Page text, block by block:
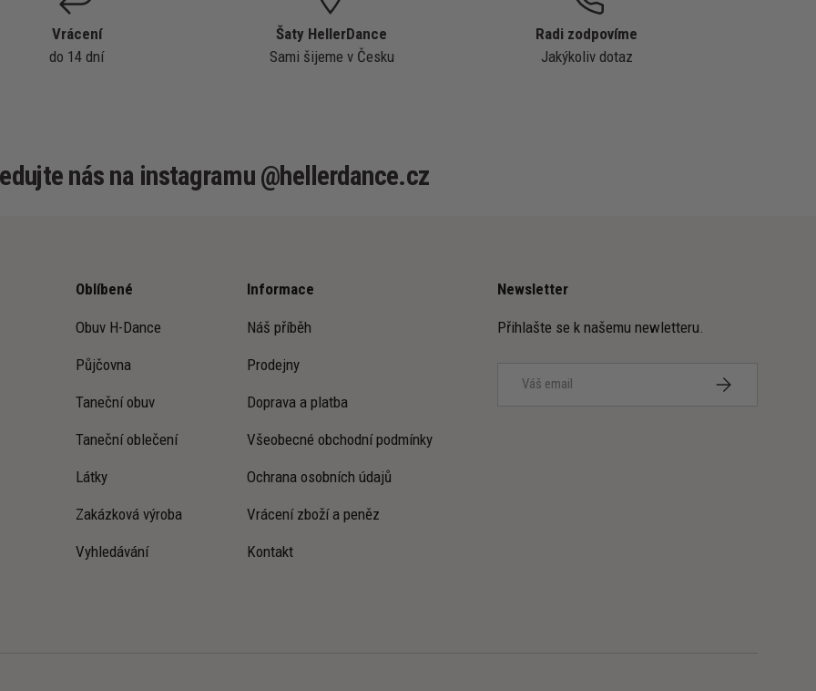
Vrácení
do 14 dní
Šaty HellerDance
Sami šijeme v Česku
Radi zodpovíme
Jakýkoliv dotaz
nás na instagramu @hellerdance.cz
Oblíbené
Obuv H-Dance
Půjčovna
Taneční obuv
Taneční oblečení
Látky
Zakázková výroba
Vyhledávání
Informace
Náš příběh
Prodejny
Doprava a platba
Všeobecné obchodní podmínky
Ochrana osobních údajů
Vrácení zboží a peněz
Kontakt
Newsletter
Přihlašte se k našemu newletteru.
PŘIHLÁSIT SE K